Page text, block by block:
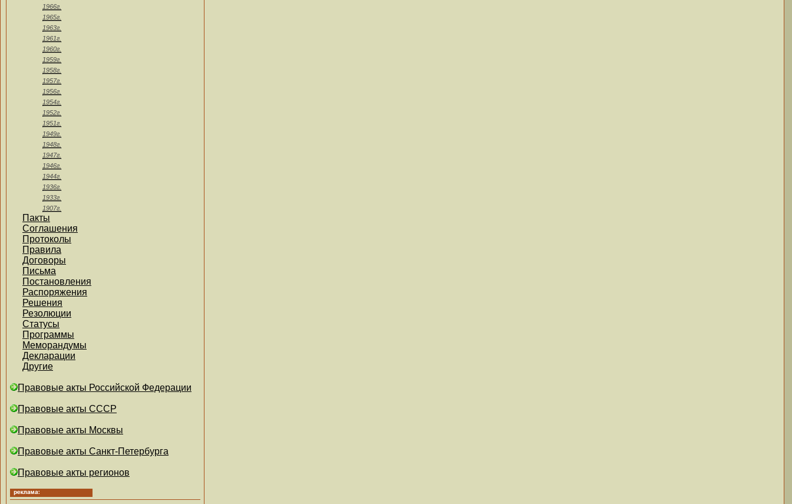
1966г.
1965г.
1963г.
1961г.
1960г.
1959г.
1958г.
1957г.
1956г.
1954г.
1952г.
1951г.
1949г.
1948г.
1947г.
1946г.
1944г.
1936г.
1933г.
1907г.
Пакты
Соглашения
Протоколы
Правила
Договоры
Письма
Постановления
Распоряжения
Решения
Резолюции
Статусы
Программы
Меморандумы
Декларации
Другие
Правовые акты Российской Федерации
Правовые акты СССР
Правовые акты Москвы
Правовые акты Санкт-Петербурга
Правовые акты регионов